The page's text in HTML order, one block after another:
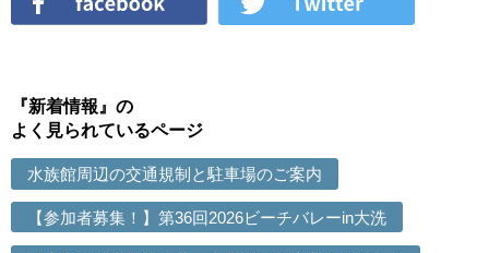
『新着情報』の
よく見られているページ
水族館周辺の交通規制と駐車場のご案内
【参加者募集！】第36回2026ビーチバレーin大洗